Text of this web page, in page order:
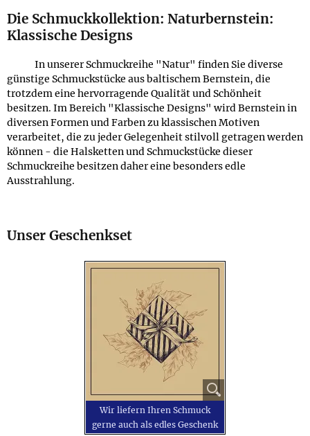
Die Schmuckkollektion: Naturbernstein:
Klassische Designs
In unserer Schmuckreihe "Natur" finden Sie diverse
günstige Schmuckstücke aus baltischem Bernstein, die
trotzdem eine hervorragende Qualität und Schönheit
besitzen. Im Bereich "Klassische Designs" wird Bernstein in
diversen Formen und Farben zu klassischen Motiven
verarbeitet, die zu jeder Gelegenheit stilvoll getragen werden
können - die Halsketten und Schmuckstücke dieser
Schmuckreihe besitzen daher eine besonders edle
Ausstrahlung.
Unser Geschenkset
Wir liefern Ihren Schmuck
gerne auch als edles Geschenk